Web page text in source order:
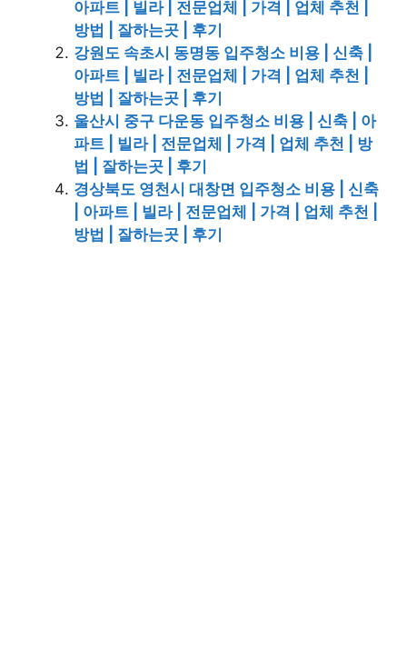
아파트 | 빌라 | 전문업체 | 가격 | 업체 추천 |
방법 | 잘하는곳 | 후기
강원도 속초시 동명동 입주청소 비용 | 신축 |
아파트 | 빌라 | 전문업체 | 가격 | 업체 추천 |
방법 | 잘하는곳 | 후기
울산시 중구 다운동 입주청소 비용 | 신축 | 아
파트 | 빌라 | 전문업체 | 가격 | 업체 추천 | 방
법 | 잘하는곳 | 후기
경상북도 영천시 대창면 입주청소 비용 | 신축
| 아파트 | 빌라 | 전문업체 | 가격 | 업체 추천 |
방법 | 잘하는곳 | 후기